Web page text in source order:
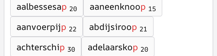
aalbessesap 20 aaneenknoop 15
aanvoerpijp 22 abdijsiroop 21
achterschip 30 adelaarskop 20